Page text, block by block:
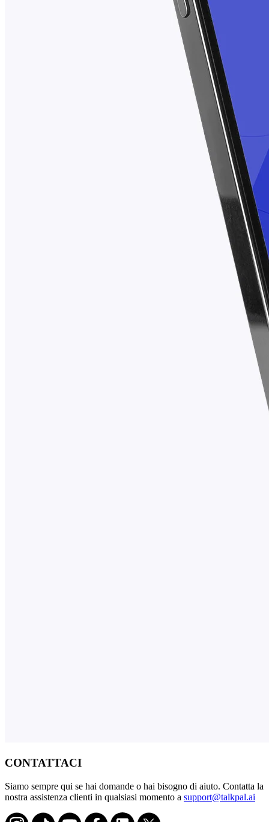
CONTATTACI
Siamo sempre qui se hai domande o hai bisogno di aiuto. Contatta la
nostra assistenza clienti in qualsiasi momento a support@talkpal.ai